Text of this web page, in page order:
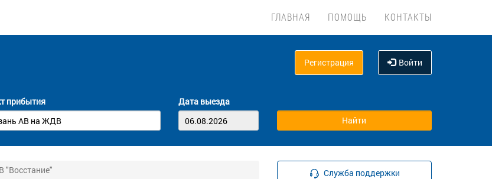
ГЛАВНАЯ ПОМОЩЬ КОНТАКТЫ
Регистрация Войти
прибытия Дата выезда
"Восстание" Служба поддержки